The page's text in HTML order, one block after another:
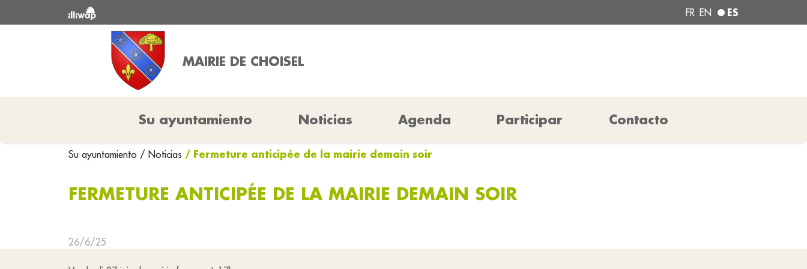
FR EN ES
MAIRIE DE CHOISEL
Su ayuntamiento Noticias Agenda Participar Contacto
Su ayuntamiento / Noticias / Fermeture anticipée de la mairie demain soir
FERMETURE ANTICIPÉE DE LA MAIRIE DEMAIN SOIR
26/6/25